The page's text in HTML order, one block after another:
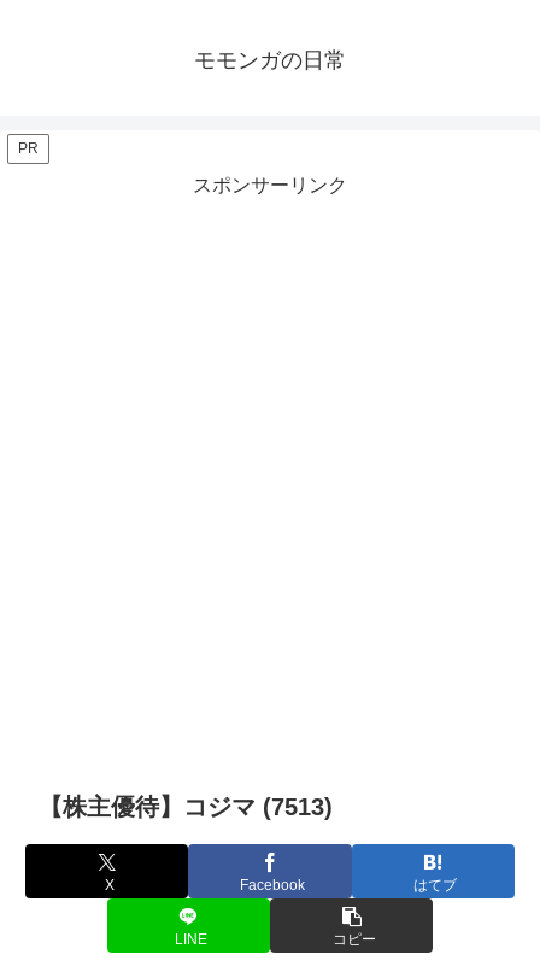
モモンガの日常
PR
スポンサーリンク
【株主優待】コジマ (7513)
X Facebook はてブ
LINE コピー